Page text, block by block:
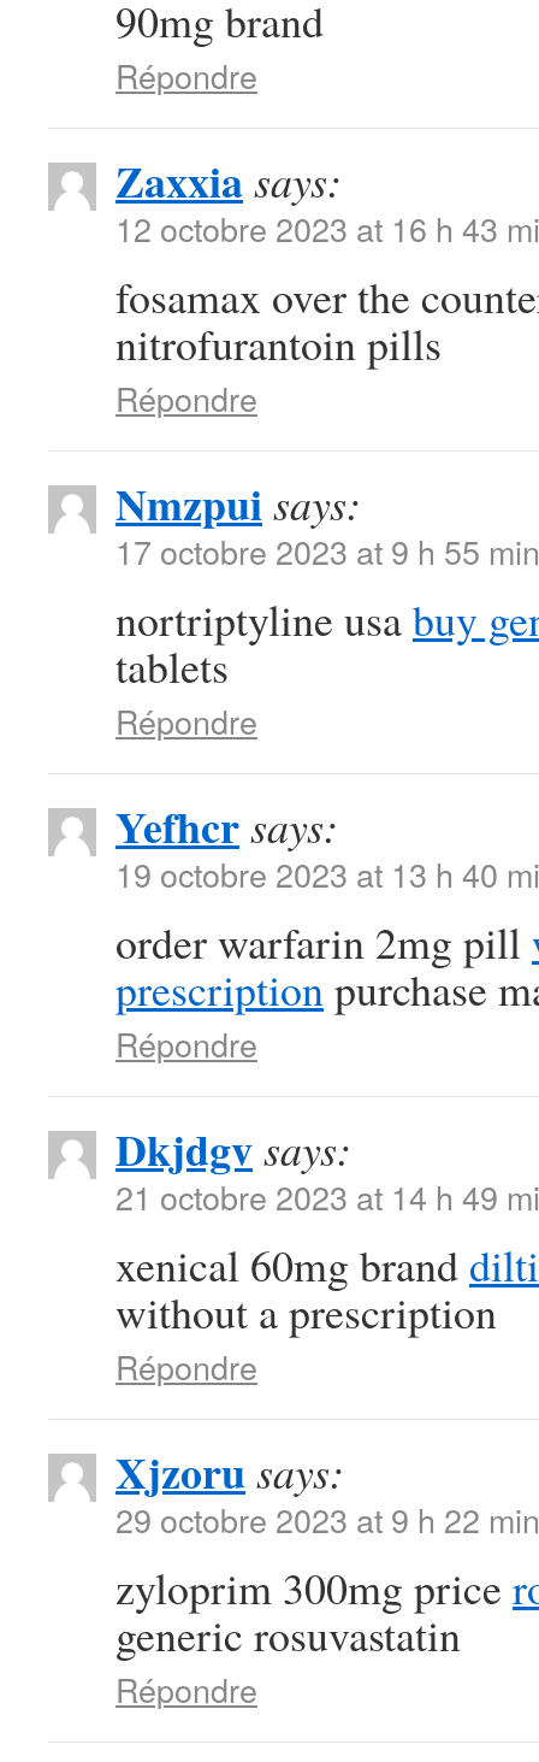
90mg brand
Répondre
Zaxxiasays:
12 octobre 2023 at 16 h 43
fosamax over the
nitrofurantoin pills
Répondre
Nmzpuisays:
17 octobre 2023 at 9 h 55 min
nortriptyline usabuy
tablets
Répondre
Yefhcrsays:
19 octobre 2023 at 13 h 40
order warfarin 2mg pill
prescriptionpurchase
Répondre
Dkjdgvsays:
21 octobre 2023 at 14 h 49
xenical 60mg brand
without a prescription
Répondre
Xjzorusays:
29 octobre 2023 at 9 h 22 min
zyloprim 300mg price
generic rosuvastatin
Répondre